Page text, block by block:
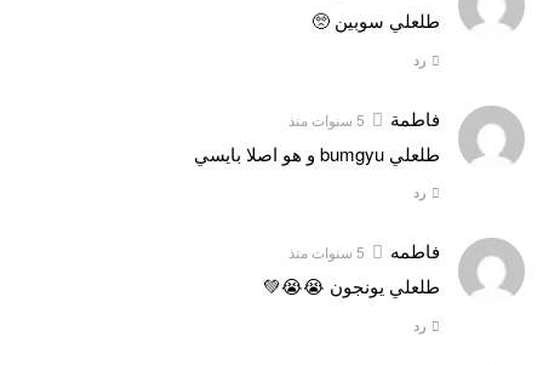
طلعلي سوبين 🥺
رد
فاطمة 5 سنوات منذ
طلعلي bumgyu و هو اصلا بايسي
رد
فاطمه 5 سنوات منذ
طلعلي يونجون 😭😭💚
رد